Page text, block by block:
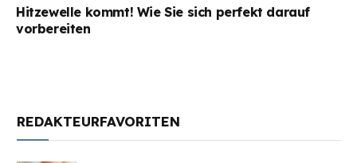
Hitzewelle kommt! Wie Sie sich perfekt darauf
vorbereiten
REDAKTEURFAVORITEN